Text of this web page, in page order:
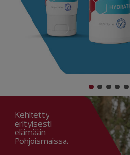
Kehitetty
erityisesti
elämään
Pohjoismaissa.